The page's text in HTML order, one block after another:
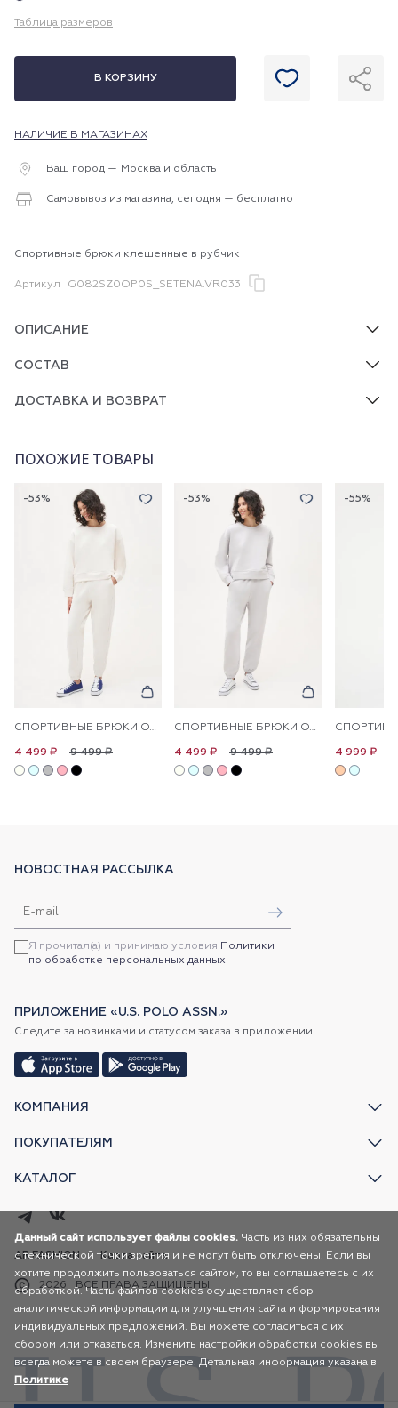
Таблица размеров
В КОРЗИНУ
НАЛИЧИЕ В МАГАЗИНАХ
Ваш город — Москва и область
Самовывоз из магазина, сегодня — бесплатно
Спортивные брюки клешенные в рубчик
Артикул G082SZ0OP0S_SETENA.VR033
ОПИСАНИЕ
СОСТАВ
ДОСТАВКА И ВОЗВРАТ
ПОХОЖИЕ ТОВАРЫ
-53%
СПОРТИВНЫЕ БРЮКИ ОДНОТОННЫЕ
9 499 ₽
4 499 ₽
-53%
СПОРТИВНЫЕ БРЮКИ ОДНОТОННЫЕ
9 499 ₽
4 499 ₽
-55%
4 999 ₽
КОМПАНИЯ
ПОКУПАТЕЛЯМ
КАТАЛОГ
НОВОСТНАЯ РАССЫЛКА
Я прочитал(а) и принимаю условия Политики
по обработке персональных данных
ПРИЛОЖЕНИЕ «U.S. POLO ASSN.»
Следите за новинками и статусом заказа в приложении
2026 ВСЕ ПРАВА ЗАЩИЩЕНЫ
AR FASHION Карта сайта
Данный сайт использует файлы cookies. Часть из них обязательны
с технической точки зрения и не могут быть отключены. Если вы
хотите продолжить пользоваться сайтом, то вы соглашаетесь с их
обработкой. Часть файлов cookies осуществляет сбор
аналитической информации для улучшения сайта и формирования
индивидуальных предложений. Вы можете согласиться с их
сбором или отказаться. Изменить настройки обработки cookies вы
всегда можете в своем браузере. Детальная информация указана в
Политике